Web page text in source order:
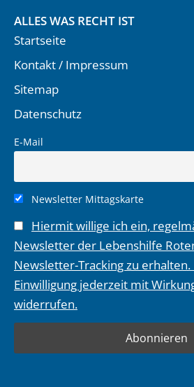
ALLES WAS RECHT IST
Startseite
Kontakt / Impressum
Sitemap
Datenschutz
E-Mail
Newsletter Mittagskarte
Hiermit willige ich ein,
Newsletter der Lebenshilfe
Newsletter-Tracking zu
Einwilligung jederzeit mit
widerrufen.